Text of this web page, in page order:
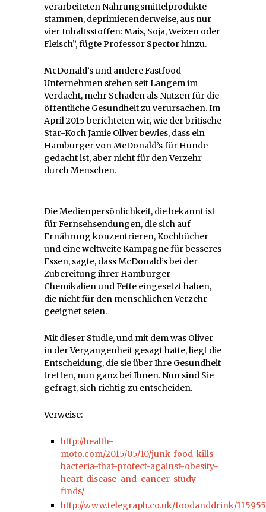
verarbeiteten Nahrungsmittelprodukte
stammen, deprimierenderweise, aus nur
vier Inhaltsstoffen: Mais, Soja, Weizen oder
Fleisch”, fügte Professor Spector hinzu.
McDonald’s und andere Fastfood-
Unternehmen stehen seit Langem im
Verdacht, mehr Schaden als Nutzen für die
öffentliche Gesundheit zu verursachen. Im
April 2015 berichteten wir, wie der britische
Star-Koch Jamie Oliver bewies, dass ein
Hamburger von McDonald’s für Hunde
gedacht ist, aber nicht für den Verzehr
durch Menschen.
Die Medienpersönlichkeit, die bekannt ist
für Fernsehsendungen, die sich auf
Ernährung konzentrieren, Kochbücher
und eine weltweite Kampagne für besseres
Essen, sagte, dass McDonald’s bei der
Zubereitung ihrer Hamburger
Chemikalien und Fette eingesetzt haben,
die nicht für den menschlichen Verzehr
geeignet seien.
Mit dieser Studie, und mit dem was Oliver
in der Vergangenheit gesagt hatte, liegt die
Entscheidung, die sie über Ihre Gesundheit
treffen, nun ganz bei Ihnen. Nun sind Sie
gefragt, sich richtig zu entscheiden.
Verweise:
http://health-
moto.com/2015/05/10/junk-food-kills-
bacteria-that-protect-against-obesity-
heart-disease-and-cancer-study-
finds/
http://www.telegraph.co.uk/foodanddrink/